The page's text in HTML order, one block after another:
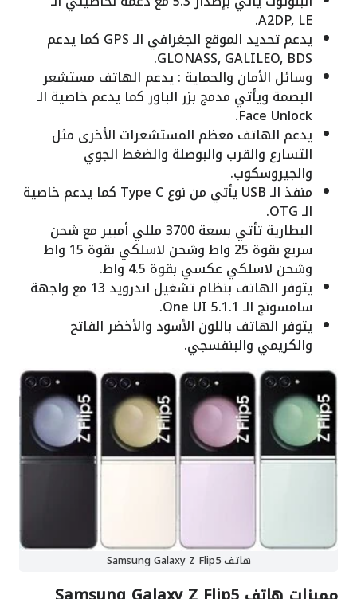
A2DP, LE.
يدعم تحديد الموقع الجغرافي الـ GPS كما يدعم
GLONASS, GALILEO, BDS.
وسائل الأمان والحماية : يدعم الهاتف مستشعر
البصمة ويأتي مدمج بزر الباور كما يدعم خاصية الـ
Face Unlock.
يدعم الهاتف معظم المستشعرات الأخرى مثل
التسارع والقرب والبوصلة والضغط الجوي
والجيروسكوب.
منفذ الـ USB يأتي من نوع Type C كما يدعم خاصية
الـ OTG.
البطارية تأتي بسعة 3700 مللي أمبير مع شحن
سريع بقوة 25 واط وشحن لاسلكي بقوة 15 واط
وشحن لاسلكي عكسي بقوة 4.5 واط.
يتوفر الهاتف بنظام تشغيل اندرويد 13 مع واجهة
سامسونج الـ One UI 5.1.1.
يتوفر الهاتف باللون الأسود والأخضر الفاتح
والكريمي والبنفسجي.
هاتف Samsung Galaxy Z Flip5